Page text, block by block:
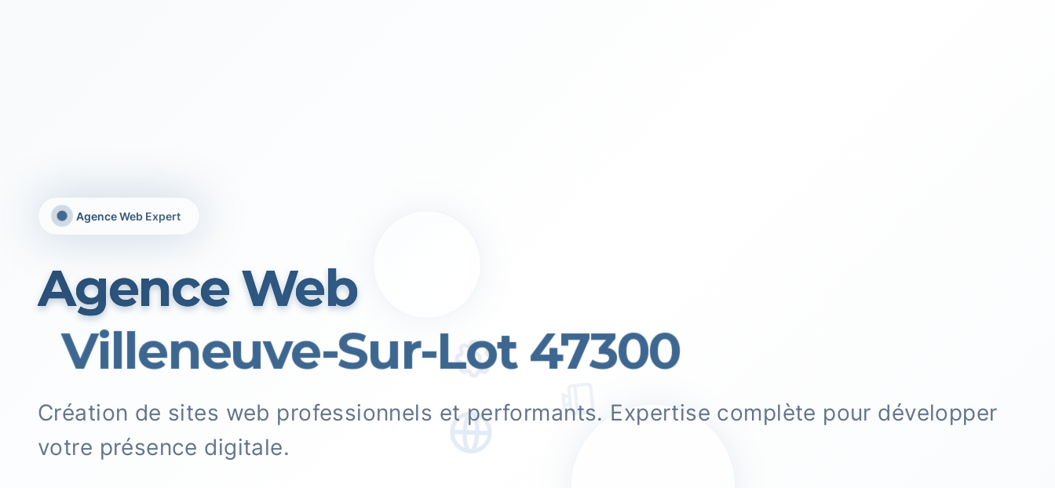
Agence Web Expert
Agence Web
Villeneuve-Sur-Lot 47300
Création de sites web professionnels et performants. Expertise complète pour développer
votre présence digitale.